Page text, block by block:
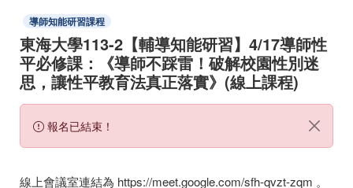
導師知能研習課程
東海大學113-2【輔導知能研習】4/17導師性
平必修課：《導師不踩雷！破解校園性別迷
思，讓性平教育法真正落實》(線上課程)
報名已結束！
線上會議室連結為 https://meet.google.com/sfh-qvzt-zqm 。